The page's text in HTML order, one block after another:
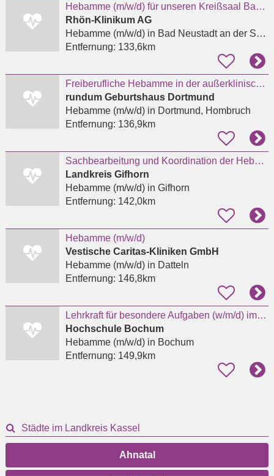
Hebamme (m/w/d) für unseren Kreißsaal Bad Neustadt an der Saale
Rhön-Klinikum AG
Hebamme (m/w/d)in Bad Neustadt an der Saale, Herschfeld
Entfernung: 133,6km
Freiberufliche Hebamme in der außerklinischen Geburtshilfe
rundum Geburtshaus Dortmund
Hebamme (m/w/d)in Dortmund, Hombruch
Entfernung: 136,9km
Sachbearbeitung und Koordination der Hebammenzentrale
Landkreis Gifhorn
Hebamme (m/w/d)in Gifhorn
Entfernung: 142,0km
Hebamme (m/w/d)
Vestische Caritas-Kliniken GmbH
Hebamme (m/w/d)in Datteln
Entfernung: 146,8km
Lehrkraft für besondere Aufgaben (w/m/d) im Studienbereich Hebammenwissenschaft (EG 10 TV-L)
Hochschule Bochum
Hebamme (m/w/d)in Bochum
Entfernung: 149,9km
Städte im Landkreis Kassel
Ahnatal